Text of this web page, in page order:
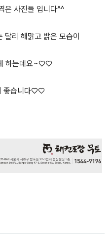
은 사진들 입니다^^
달리 해맑고 밝은 모습이
하는데요~♡♡
좋습니다♡♡